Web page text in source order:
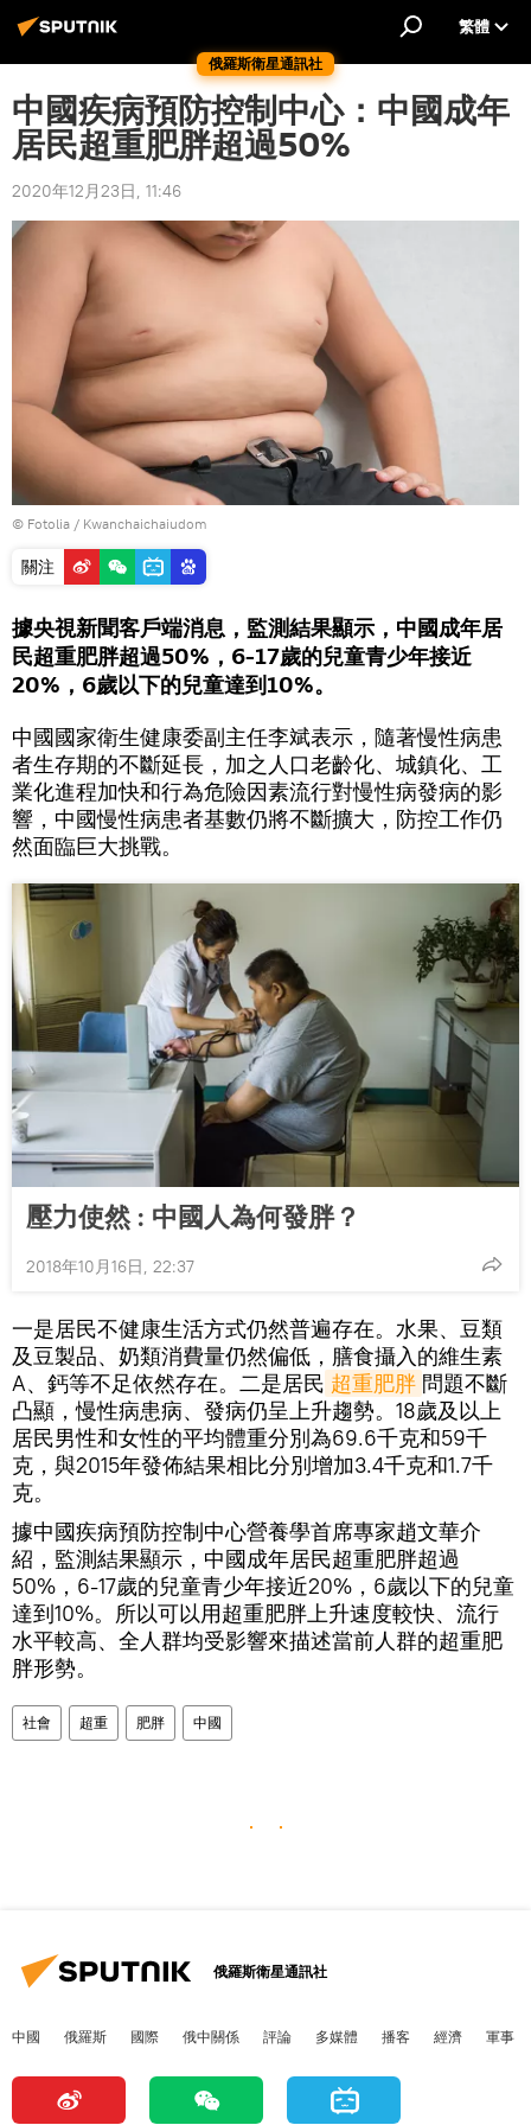
俄羅斯衛星通訊社
繁體
中國疾病預防控制中心：中國成年
居民超重肥胖超過50%
2020年12月23日, 11:46
© Fotolia / Kwanchaichaiudom
關注
據央視新聞客戶端消息，監測結果顯示，中國成年居
民超重肥胖超過50%，6-17歲的兒童青少年接近
20%，6歲以下的兒童達到10%。
中國國家衛生健康委副主任李斌表示，隨著慢性病患
者生存期的不斷延長，加之人口老齡化、城鎮化、工
業化進程加快和行為危險因素流行對慢性病發病的影
響，中國慢性病患者基數仍將不斷擴大，防控工作仍
然面臨巨大挑戰。
壓力使然 : 中國人為何發胖？
2018年10月16日, 22:37
一是居民不健康生活方式仍然普遍存在。水果、豆類
及豆製品、奶類消費量仍然偏低，膳食攝入的維生素
A、鈣等不足依然存在。二是居民 超重肥胖 問題不斷
凸顯，慢性病患病、發病仍呈上升趨勢。18歲及以上
居民男性和女性的平均體重分別為69.6千克和59千
克，與2015年發佈結果相比分別增加3.4千克和1.7千
克。
據中國疾病預防控制中心營養學首席專家趙文華介
紹，監測結果顯示，中國成年居民超重肥胖超過
50%，6-17歲的兒童青少年接近20%，6歲以下的兒童
達到10%。所以可以用超重肥胖上升速度較快、流行
水平較高、全人群均受影響來描述當前人群的超重肥
胖形勢。
社會 超重 肥胖 中國
俄羅斯衛星通訊社
中國 俄羅斯 國際 俄中關係 評論 多媒體 播客 經濟 軍事